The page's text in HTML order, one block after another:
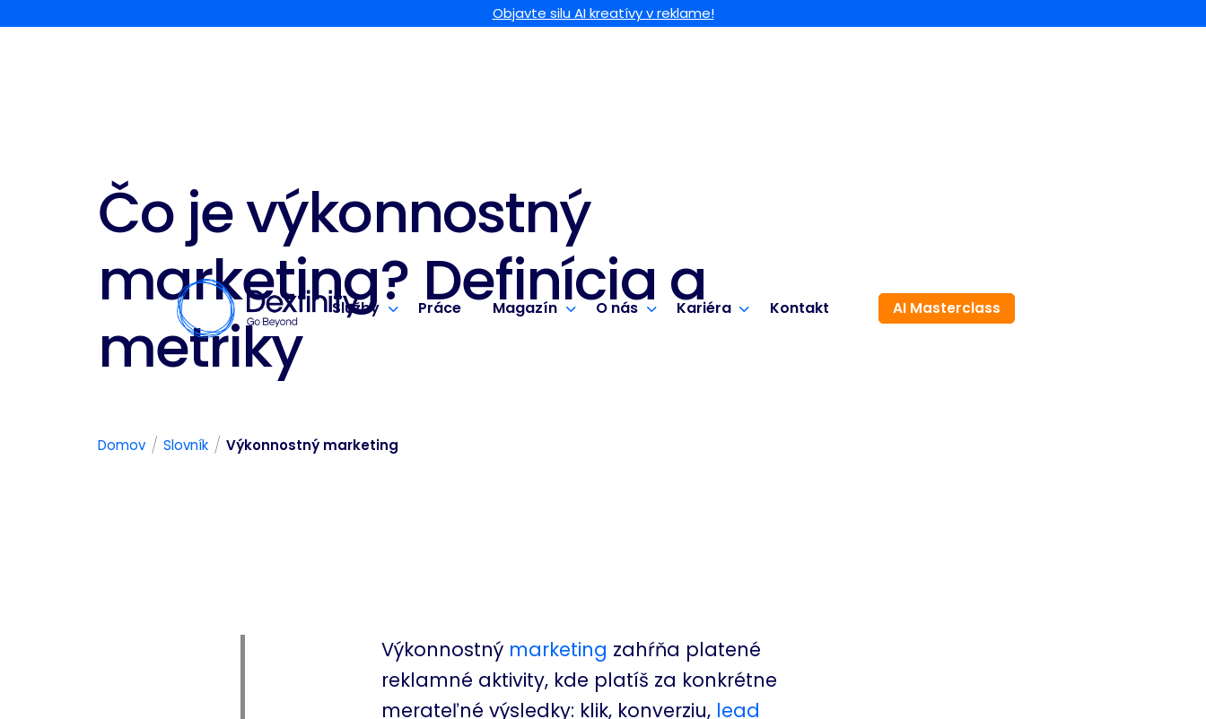
Objavte silu AI kreatívy v reklame!
Služby Práce Magazín O nás Kariéra Kontakt AI Masterclass
Čo je výkonnostný
marketing? Definícia a
metriky
Domov / Slovník / Výkonnostný marketing
Výkonnostný marketing zahŕňa platené
reklamné aktivity, kde platíš za konkrétne
merateľné výsledky: klik, konverziu, lead